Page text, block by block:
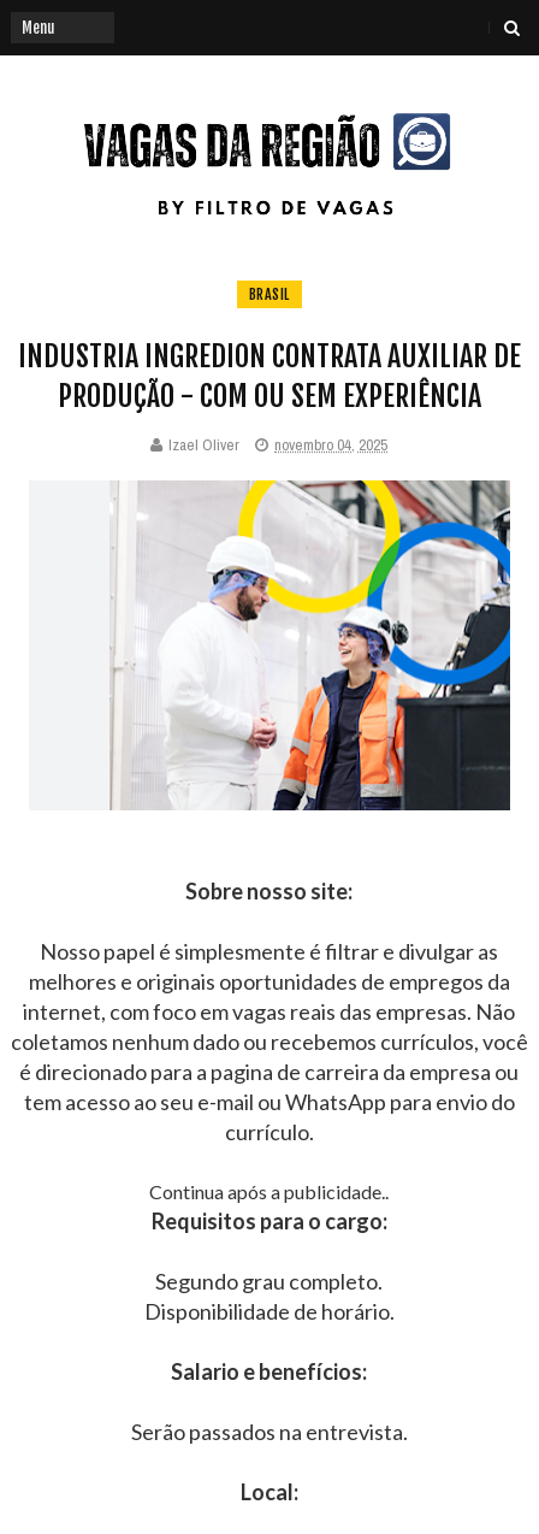
BRASIL
INDUSTRIA INGREDION CONTRATA AUXILIAR DE
PRODUÇÃO - COM OU SEM EXPERIÊNCIA
Izael Oliver novembro 04, 2025
Sobre nosso site:
Nosso papel é simplesmente é filtrar e divulgar as
melhores e originais oportunidades de empregos da
internet, com foco em vagas reais das empresas. Não
coletamos nenhum dado ou recebemos currículos, você
é direcionado para a pagina de carreira da empresa ou
tem acesso ao seu e-mail ou WhatsApp para envio do
currículo.
Continua após a publicidade..
Requisitos para o cargo:
Segundo grau completo.
Disponibilidade de horário.
Salario e benefícios:
Serão passados na entrevista.
Local: